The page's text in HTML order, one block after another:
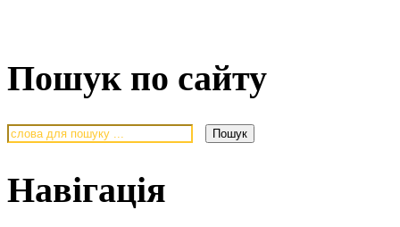
Пошук по сайту
Навігація